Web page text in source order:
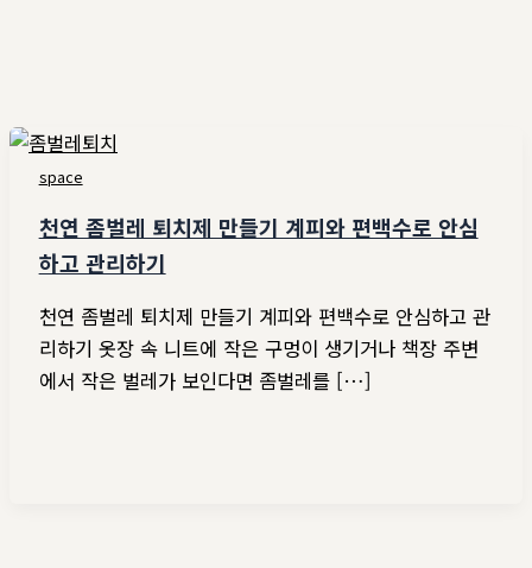
space
천연 좀벌레 퇴치제 만들기 계피와 편백수로 안심
하고 관리하기
천연 좀벌레 퇴치제 만들기 계피와 편백수로 안심하고 관
리하기 옷장 속 니트에 작은 구멍이 생기거나 책장 주변
에서 작은 벌레가 보인다면 좀벌레를 […]